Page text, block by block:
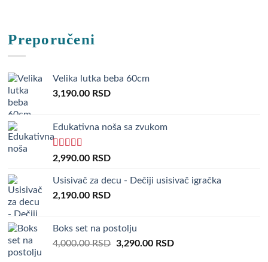
Preporučeni
Velika lutka beba 60cm
3,190.00 RSD
Edukativna noša sa zvukom
Rated 5.00
2,990.00 RSD
Usisivač za decu - Dečiji usisivač igračka
2,190.00 RSD
Boks set na postolju
4,000.00RSD Original
3,290.00 RSDCurrent